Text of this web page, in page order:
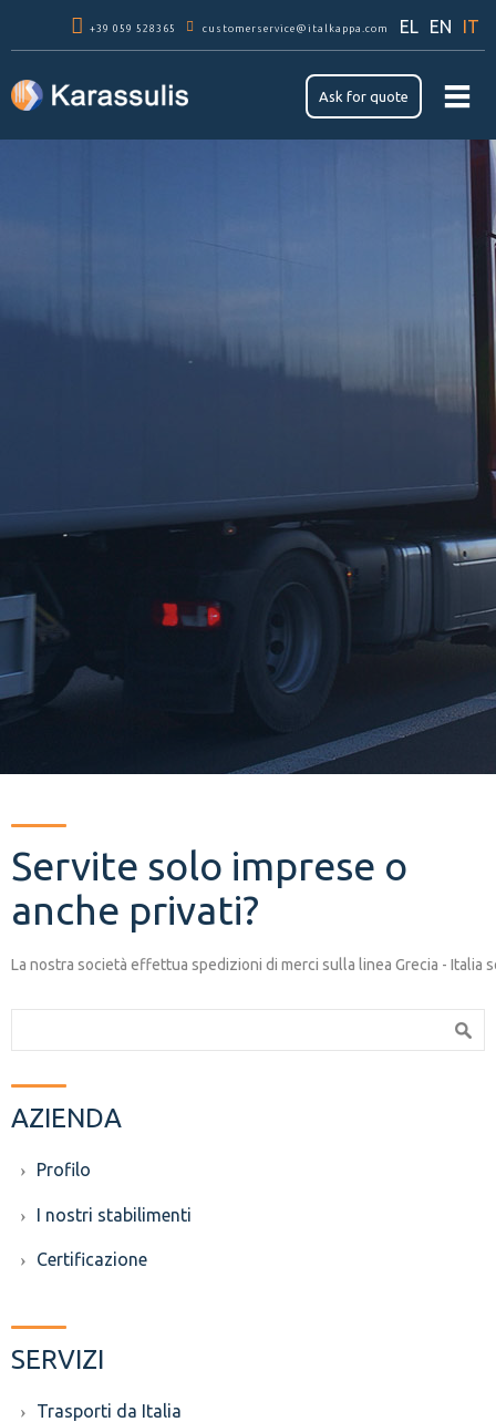
main
content
+39 059 528365 customerservice@italkappa.com EL EN IT
Ask for quote
Servite solo imprese o
anche privati?
La nostra società effettua spedizioni di merci sulla linea Grecia - Italia
AZIENDA
Profilo
I nostri stabilimenti
Certificazione
SERVIZI
Trasporti da Italia